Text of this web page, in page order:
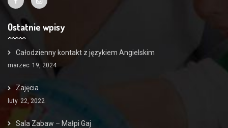
Ostatnie wpisy
Całodzienny kontakt z językiem Angielskim
marzec 19, 2024
Zajęcia
luty 22, 2022
Sala Zabaw – Małpi Gaj